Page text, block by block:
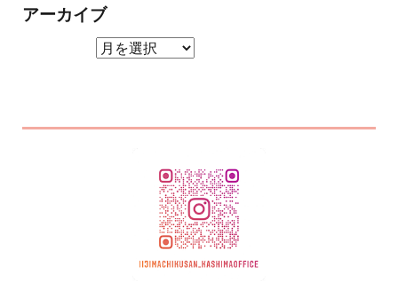
アーカイブ